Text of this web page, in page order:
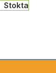
Stokta